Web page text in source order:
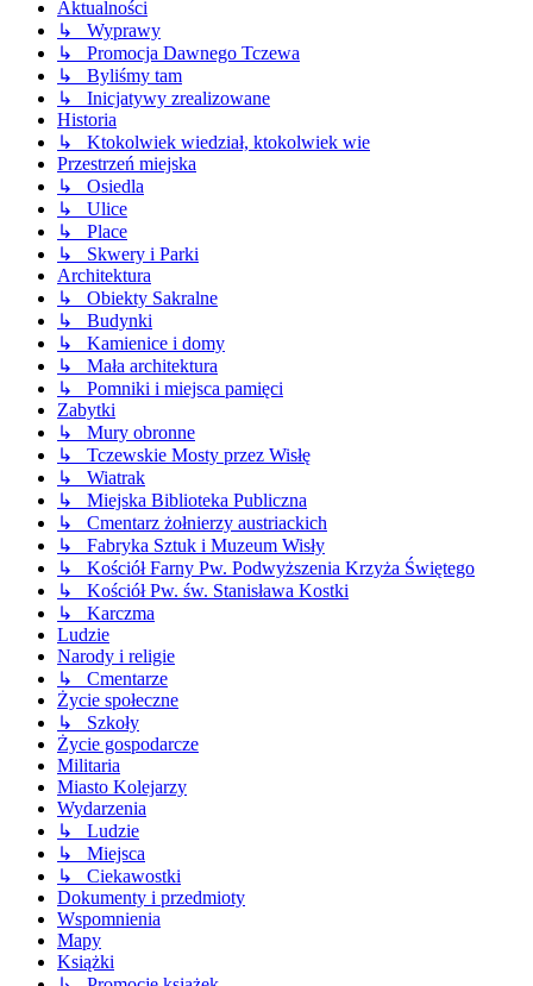
Aktualności
↳ Wyprawy
↳ Promocja Dawnego Tczewa
↳ Byliśmy tam
↳ Inicjatywy zrealizowane
Historia
↳ Ktokolwiek wiedział, ktokolwiek wie
Przestrzeń miejska
↳ Osiedla
↳ Ulice
↳ Place
↳ Skwery i Parki
Architektura
↳ Obiekty Sakralne
↳ Budynki
↳ Kamienice i domy
↳ Mała architektura
↳ Pomniki i miejsca pamięci
Zabytki
↳ Mury obronne
↳ Tczewskie Mosty przez Wisłę
↳ Wiatrak
↳ Miejska Biblioteka Publiczna
↳ Cmentarz żołnierzy austriackich
↳ Fabryka Sztuk i Muzeum Wisły
↳ Kościół Farny Pw. Podwyższenia Krzyża Świętego
↳ Kościół Pw. św. Stanisława Kostki
↳ Karczma
Ludzie
Narody i religie
↳ Cmentarze
Życie społeczne
↳ Szkoły
Życie gospodarcze
Militaria
Miasto Kolejarzy
Wydarzenia
↳ Ludzie
↳ Miejsca
↳ Ciekawostki
Dokumenty i przedmioty
Wspomnienia
Mapy
Książki